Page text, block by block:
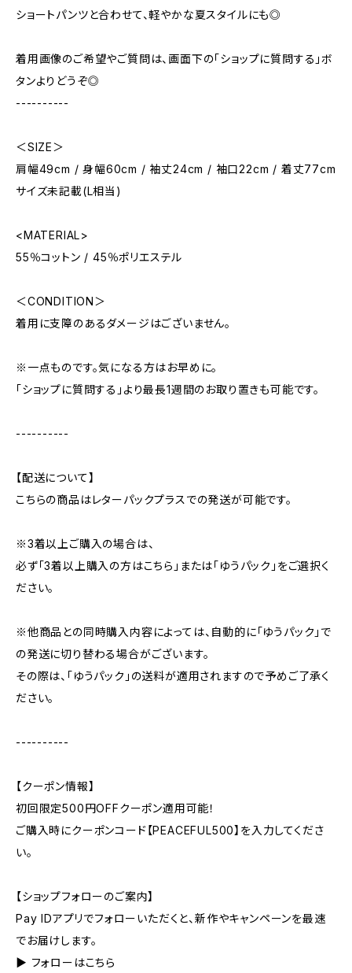
ショートパンツと合わせて、軽やかな夏スタイルにも◎
着用画像のご希望やご質問は、画面下の「ショップに質問する」ボ
タンよりどうぞ◎
----------
＜SIZE＞
肩幅49cm / 身幅60cm / 袖丈24cm / 袖口22cm / 着丈77cm
サイズ未記載(L相当)
<MATERIAL>
55％コットン / 45％ポリエステル
＜CONDITION＞
着用に支障のあるダメージはございません。
※一点ものです。気になる方はお早めに。
「ショップに質問する」より最長1週間のお取り置きも可能です。
----------
【配送について】
こちらの商品はレターパックプラスでの発送が可能です。
※3着以上ご購入の場合は、
必ず「3着以上購入の方はこちら」または「ゆうパック」をご選択く
ださい。
※他商品との同時購入内容によっては、自動的に「ゆうパック」で
の発送に切り替わる場合がございます。
その際は、「ゆうパック」の送料が適用されますので予めご了承く
ださい。
----------
【クーポン情報】
初回限定500円OFFクーポン適用可能！
ご購入時にクーポンコード【PEACEFUL500】を入力してくださ
い。
【ショップフォローのご案内】
Pay IDアプリでフォローいただくと、新作やキャンペーンを最速
でお届けします。
▶︎ フォローはこちら